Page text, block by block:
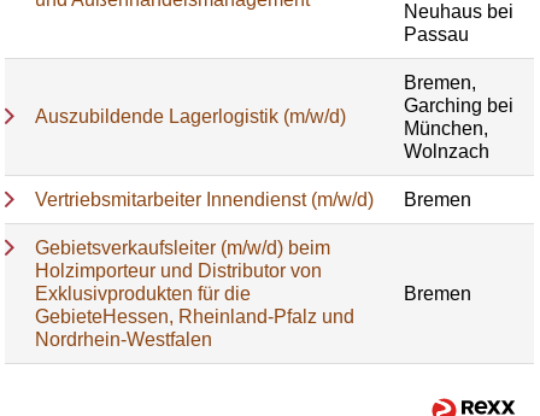
Neuhaus bei
Passau
Auszubildende Lagerlogistik (m/w/d)
Bremen,
Garching bei
München,
Wolnzach
Vertriebsmitarbeiter Innendienst (m/w/d) Bremen
Gebietsverkaufsleiter (m/w/d) beim
Holzimporteur und Distributor von
Exklusivprodukten für die
GebieteHessen, Rheinland-Pfalz und
Nordrhein-Westfalen
Bremen